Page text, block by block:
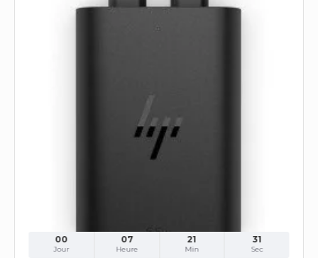
00
Jour
07
Heure
21
Min
30
Sec